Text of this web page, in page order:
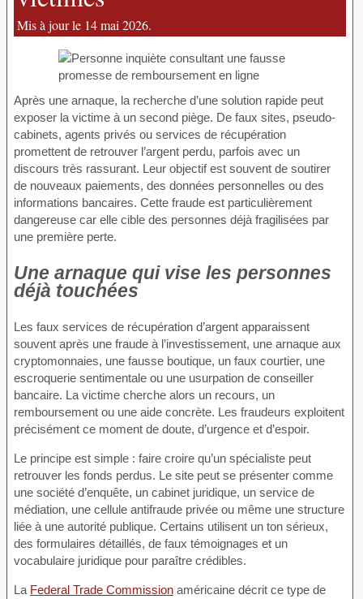
Mis à jour le 14 mai 2026.
Après une arnaque, la recherche d’une solution rapide peut
exposer la victime à un second piège. De faux sites, pseudo-
cabinets, agents privés ou services de récupération
promettent de retrouver l’argent perdu, parfois avec un
discours très rassurant. Leur objectif est souvent de soutirer
de nouveaux paiements, des données personnelles ou des
informations bancaires. Cette fraude est particulièrement
dangereuse car elle cible des personnes déjà fragilisées par
une première perte.
Une arnaque qui vise les personnes
déjà touchées
Les faux services de récupération d’argent apparaissent
souvent après une fraude à l’investissement, une arnaque aux
cryptomonnaies, une fausse boutique, un faux courtier, une
escroquerie sentimentale ou une usurpation de conseiller
bancaire. La victime cherche alors un recours, un
remboursement ou une aide concrète. Les fraudeurs exploitent
précisément ce moment de doute, d’urgence et d’espoir.
Le principe est simple : faire croire qu’un spécialiste peut
retrouver les fonds perdus. Le site peut se présenter comme
une société d’enquête, un cabinet juridique, un service de
médiation, une cellule antifraude privée ou même une structure
liée à une autorité publique. Certains utilisent un ton sérieux,
des formulaires détaillés, de faux témoignages et un
vocabulaire juridique pour paraître crédibles.
La Federal Trade Commission américaine décrit ce type de